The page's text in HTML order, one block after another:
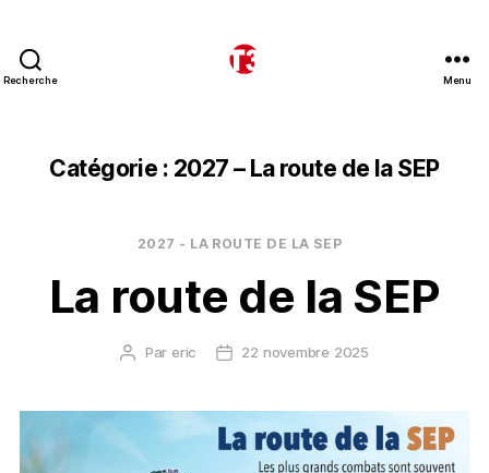
Recherche Menu
Catégorie : 2027 – La route de la SEP
Catégories
2027 - LA ROUTE DE LA SEP
La route de la SEP
Auteur
Pareric
Date22 novembre 2025